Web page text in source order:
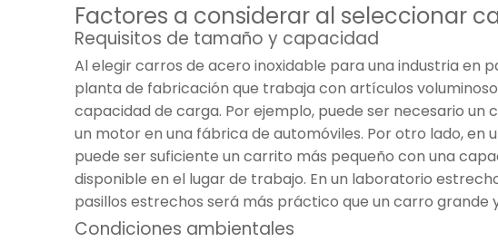
Factores a considerar al seleccionar
Requisitos de tamaño y capacidad
Al elegir carros de acero inoxidable para una industria en
planta de fabricación que trabaja con artículos
capacidad de carga. Por ejemplo, puede ser necesario
un motor en una fábrica de automóviles. Por otro lado,
puede ser suficiente un carrito más pequeño con una
disponible en el lugar de trabajo. En un laboratorio
pasillos estrechos será más práctico que un carro
Condiciones ambientales